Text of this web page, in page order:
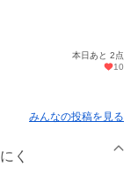
本日あと 2点
10
みんなの投稿を見る
く